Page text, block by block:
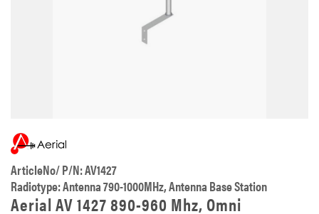
ArticleNo/ P/N: AV1427
Radiotype: Antenna 790-1000MHz, Antenna Base Station
Aerial AV 1427 890-960 Mhz, Omni